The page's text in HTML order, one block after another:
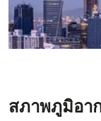
สภาพภูมิอา